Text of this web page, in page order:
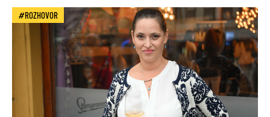
ROZHOVOR